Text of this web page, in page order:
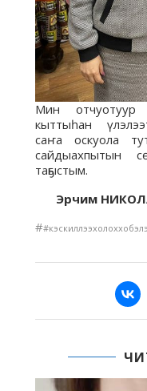
Мин отчуотуур
кыттыһан
саҥа оскуола
сайдыахпытын
таҕыстым.
Эрчим
#